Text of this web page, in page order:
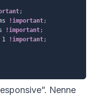
;
!important;
!important;
1 !important;
Nenne